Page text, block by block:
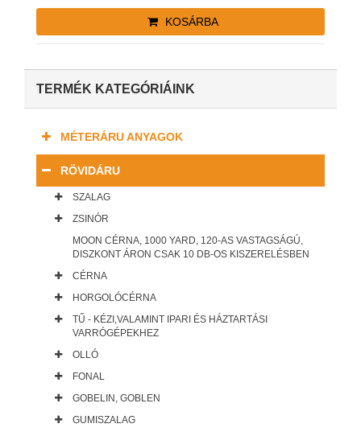
KOSÁRBA
TERMÉK KATEGÓRIÁINK
MÉTERÁRU ANYAGOK
RÖVIDÁRU
SZALAG
ZSINÓR
MOON CÉRNA, 1000 YARD, 120-AS VASTAGSÁGÚ,
DISZKONT ÁRON CSAK 10 DB-OS KISZERELÉSBEN
CÉRNA
HORGOLÓCÉRNA
TŰ - KÉZI,VALAMINT IPARI ÉS HÁZTARTÁSI
VARRÓGÉPEKHEZ
OLLÓ
FONAL
GOBELIN, GOBLEN
GUMISZALAG